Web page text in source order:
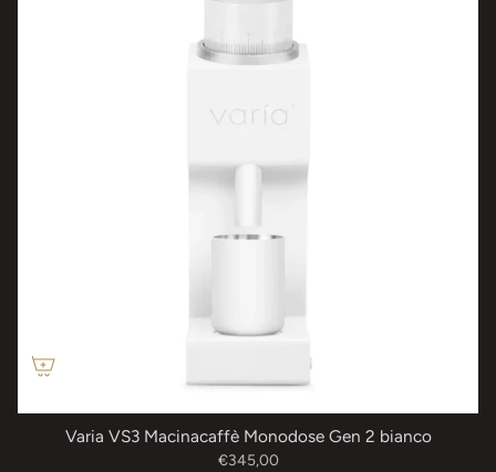
Varia VS3 Macinacaffè Monodose Gen 2 bianco
€345,00